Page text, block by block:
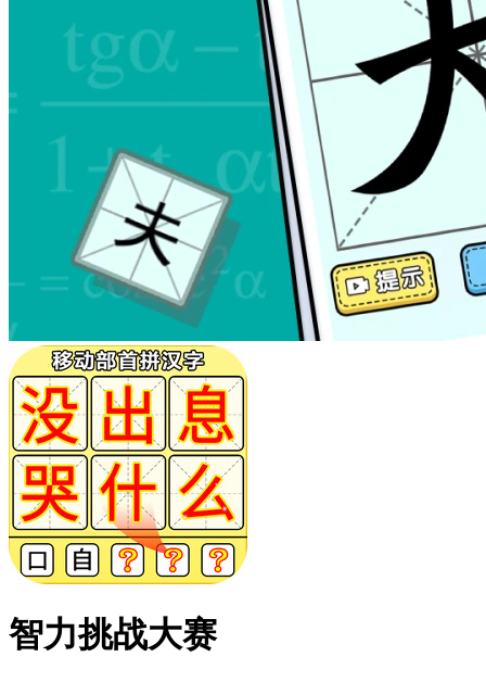
智力挑战大赛